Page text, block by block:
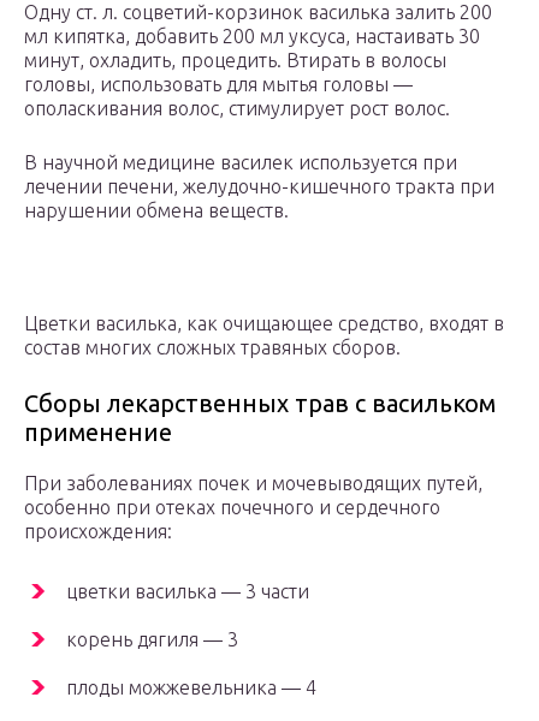
Одну ст. л. соцветий-корзинок василька залить 200
мл кипятка, добавить 200 мл уксуса, настаивать 30
минут, охладить, процедить. Втирать в волосы
головы, использовать для мытья головы —
ополаскивания волос, стимулирует рост волос.
В научной медицине василек используется при
лечении печени, желудочно-кишечного тракта при
нарушении обмена веществ.
Цветки василька, как очищающее средство, входят в
состав многих сложных травяных сборов.
Сборы лекарственных трав с васильком
применение
При заболеваниях почек и мочевыводящих путей,
особенно при отеках почечного и сердечного
происхождения:
цветки василька — 3 части
корень дягиля — 3
плоды можжевельника — 4